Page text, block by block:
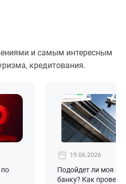
и самым интересным
кредитования.
по
19.06.2026
Подойдет ли моя
банку? Как